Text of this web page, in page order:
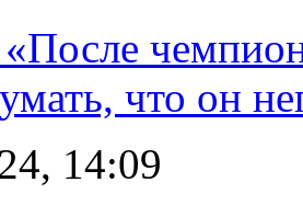
что он
14:09